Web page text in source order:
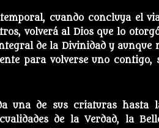
cuando concluya el
volverá al Dios que lo
de la Divinidad y aunque
para volverse uno contigo,
una de sus criaturas hasta
de la Verdad, la